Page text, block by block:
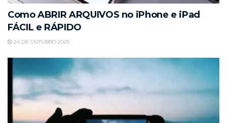
Como ABRIR ARQUIVOS no iPhone e iPad
FÁCIL e RÁPIDO
24 DE OUTUBRO 2025